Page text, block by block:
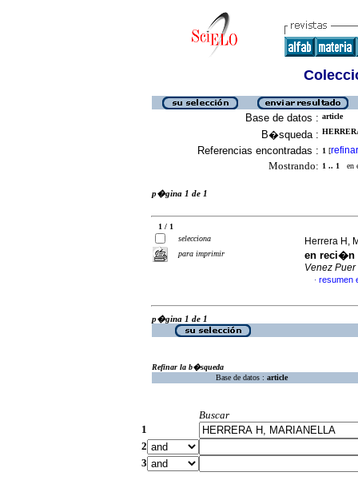
Base de datos : article
B�squeda :
Referencias encontradas : 1 [refinar
Mostrando: 1 .. 1 en
p�gina 1 de 1
1 / 1
selecciona
para imprimir
Herrera H,
en reci�n
Venez Puer
· resumen
p�gina 1 de 1
Refinar la b�squeda
Base de datos : article
Buscar
1
2
3